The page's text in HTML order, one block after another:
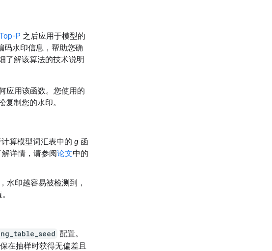
P 之后应用于模型的
码水印信息，帮助您确
了解该算法的技术说明
应用该函数。您使用的
复制您的水印。
算模型词汇表中的 g 函
详情，请参阅论文中的
水印越容易被检测到，
配置。
保在抽样时获得无偏差且